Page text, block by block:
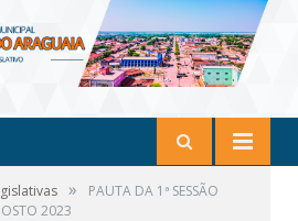
»
PAUTA DA 1ª SESSÃO
2023